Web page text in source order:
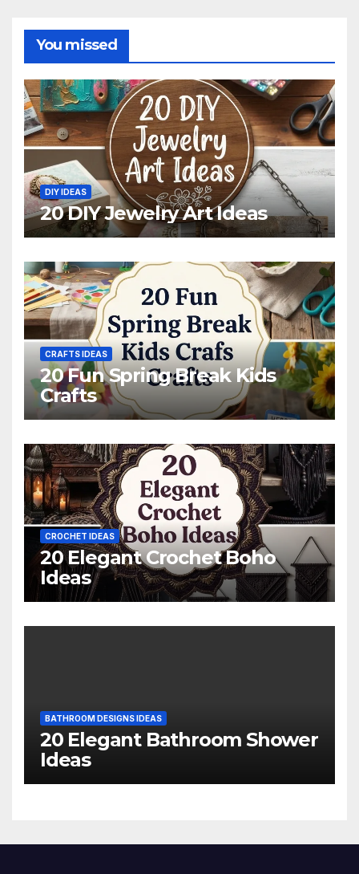
You missed
DIY IDEAS
20 DIY Jewelry Art Ideas
CRAFTS IDEAS
20 Fun Spring Break Kids
Crafts
CROCHET IDEAS
20 Elegant Crochet Boho
Ideas
BATHROOM DESIGNS IDEAS
20 Elegant Bathroom Shower
Ideas